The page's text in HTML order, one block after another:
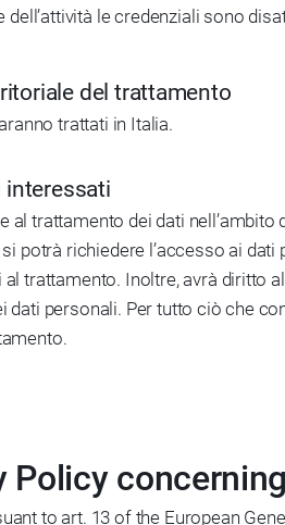
dell’attività le credenziali sono
del trattamento
trattati in Italia.
interessati
al trattamento dei dati nell’ambito
potrà richiedere l’accesso ai
trattamento. Inoltre, avrà diritto
dati personali. Per tutto ciò che
Policy
to art. 13 of the European